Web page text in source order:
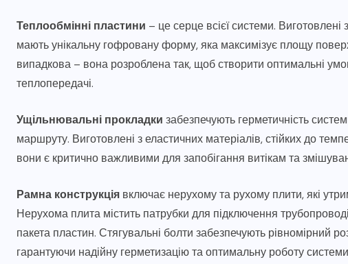
Теплообмінні пластини – це серце всієї системи.
мають унікальну гофровану форму, яка максимізує площу
випадкова – вона розроблена так, щоб створити оптимальні
теплопередачі.
Ущільнювальні прокладки забезпечують герметичність
маршруту. Виготовлені з еластичних матеріалів, стійких до
вони є критично важливими для запобігання витікам та
Рамна конструкція включає нерухому та рухому плити, які
Нерухома плита містить патрубки для підключення
пакета пластин. Стягувальні болти забезпечують рівномірний
гарантуючи надійну герметизацію та оптимальну роботу